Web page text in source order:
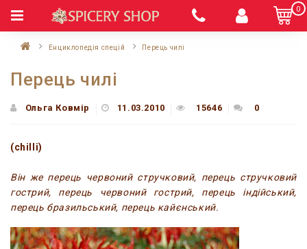
0
Енциклопедія спецій Перець чилі
Перець чилі
Ольга Ковмір 11.03.2010 15646 0
(chilli)
Він же перець червоний стручковий, перець стручковий
гострий, перець червоний гострий, перець індійський,
перець бразильський, перець кайєнський.